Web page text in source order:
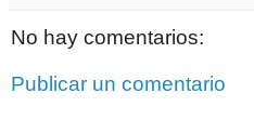
No hay comentarios:
Publicar un comentario